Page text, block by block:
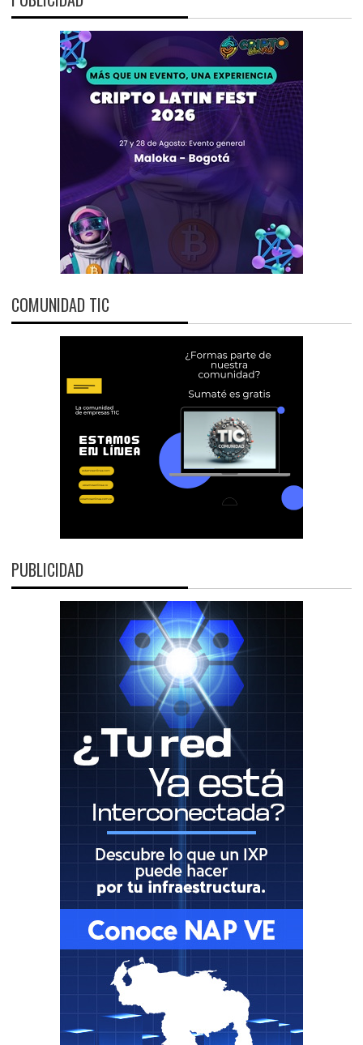
COMUNIDAD TIC
PUBLICIDAD